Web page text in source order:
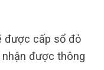
được cấp sổ đỏ
được thông